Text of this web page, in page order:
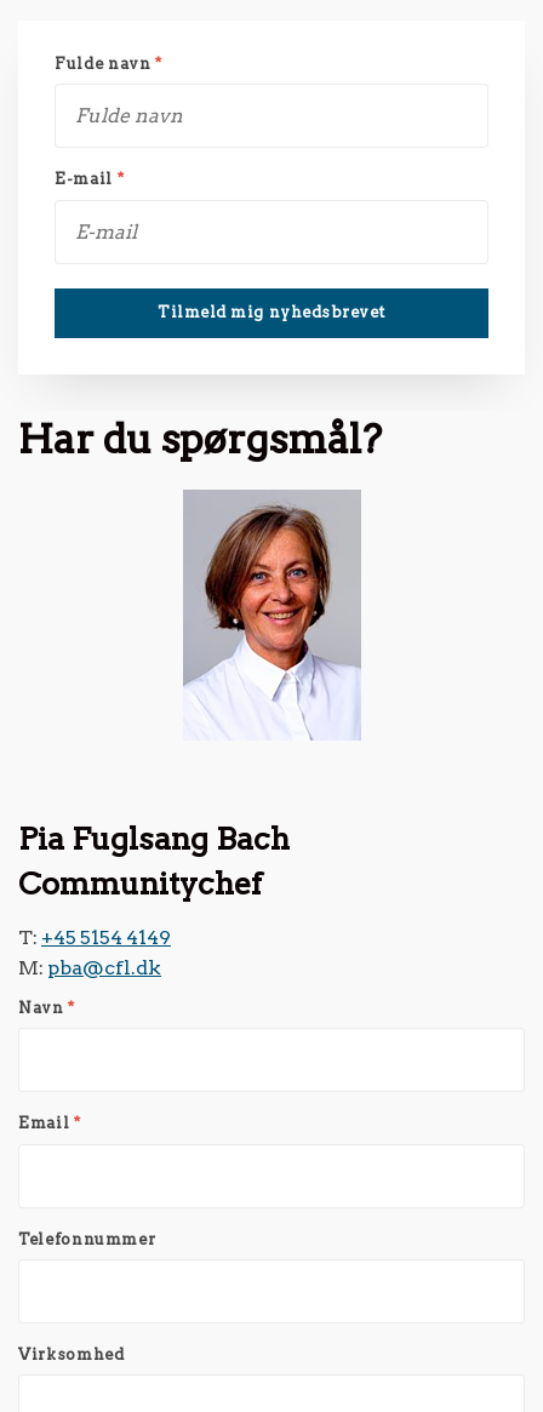
Fulde navn*
E-mail *
Har du spørgsmål?
Pia Fuglsang Bach
Communitychef
T: +45 5154 4149
M: pba@cfl.dk
Navn*
Email *
Telefonnummer
Virksomhed